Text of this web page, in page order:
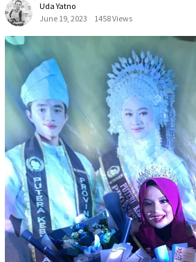
Uda Yatno
June 19, 2023
1458 Views